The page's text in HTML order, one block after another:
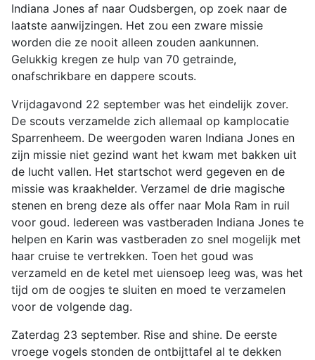
Indiana Jones af naar Oudsbergen, op zoek naar de
laatste aanwijzingen. Het zou een zware missie
worden die ze nooit alleen zouden aankunnen.
Gelukkig kregen ze hulp van 70 getrainde,
onafschrikbare en dappere scouts.
Vrijdagavond 22 september was het eindelijk zover.
De scouts verzamelde zich allemaal op kamplocatie
Sparrenheem. De weergoden waren Indiana Jones en
zijn missie niet gezind want het kwam met bakken uit
de lucht vallen. Het startschot werd gegeven en de
missie was kraakhelder. Verzamel de drie magische
stenen en breng deze als offer naar Mola Ram in ruil
voor goud. Iedereen was vastberaden Indiana Jones te
helpen en Karin was vastberaden zo snel mogelijk met
haar cruise te vertrekken. Toen het goud was
verzameld en de ketel met uiensoep leeg was, was het
tijd om de oogjes te sluiten en moed te verzamelen
voor de volgende dag.
Zaterdag 23 september. Rise and shine. De eerste
vroege vogels stonden de ontbijttafel al te dekken